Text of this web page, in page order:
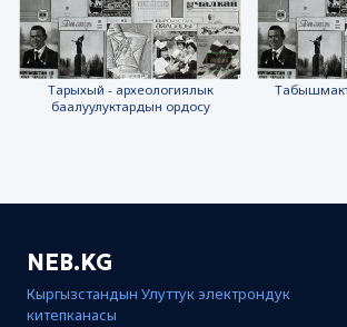
Тарыхый - археологиялык
баалуулуктардын ордосу
NEB.KG
Кыргызстандын Улуттук электрондук
китепканасы